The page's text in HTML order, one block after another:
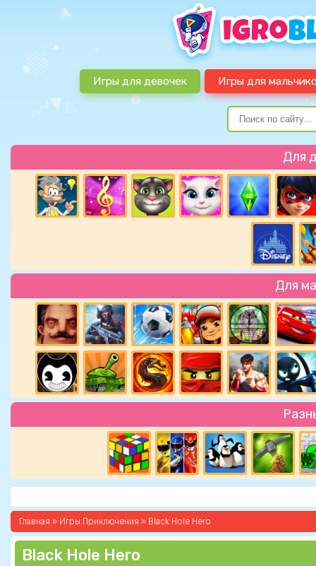
Игры для девочек Игры для
Для
Для
Главная » Игры Приключения » Black Hole Hero
Black Hole Hero